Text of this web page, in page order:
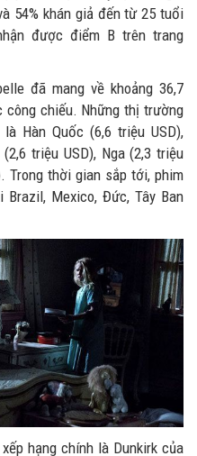
54% khán giả đến từ 25 tuổi
được điểm B trên trang
đã mang về khoảng 36,7
công chiếu. Những thị trường
Hàn Quốc (6,6 triệu USD),
triệu USD), Nga (2,3 triệu
Trong thời gian sắp tới, phim
Mexico, Đức, Tây Ban
hạng chính là Dunkirk của